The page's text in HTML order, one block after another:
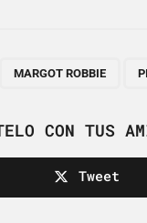
MARGOT ROBBIE
CON TUS
Tweet